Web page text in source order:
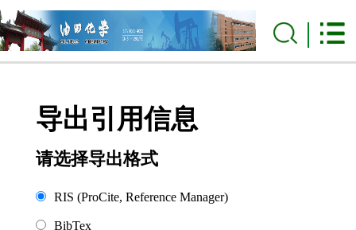
导出引用信息
请选择导出格式
RIS (ProCite, Reference Manager)
BibTex